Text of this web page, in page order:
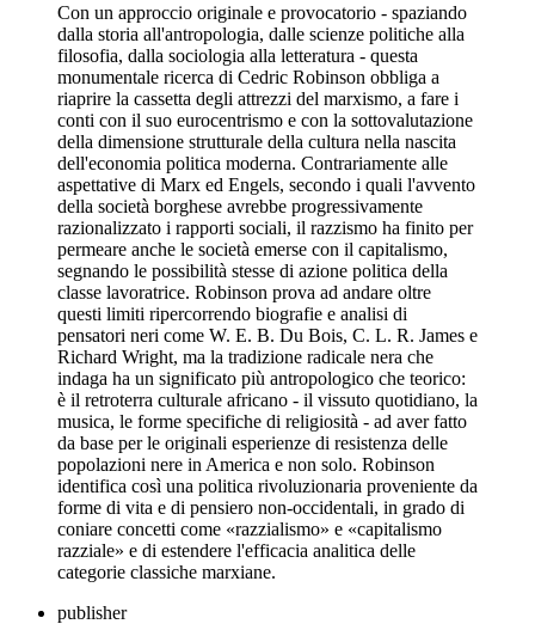
Con un approccio originale e provocatorio - spaziando
dalla storia all'antropologia, dalle scienze politiche alla
filosofia, dalla sociologia alla letteratura - questa
monumentale ricerca di Cedric Robinson obbliga a
riaprire la cassetta degli attrezzi del marxismo, a fare i
conti con il suo eurocentrismo e con la sottovalutazione
della dimensione strutturale della cultura nella nascita
dell'economia politica moderna. Contrariamente alle
aspettative di Marx ed Engels, secondo i quali l'avvento
della società borghese avrebbe progressivamente
razionalizzato i rapporti sociali, il razzismo ha finito per
permeare anche le società emerse con il capitalismo,
segnando le possibilità stesse di azione politica della
classe lavoratrice. Robinson prova ad andare oltre
questi limiti ripercorrendo biografie e analisi di
pensatori neri come W. E. B. Du Bois, C. L. R. James e
Richard Wright, ma la tradizione radicale nera che
indaga ha un significato più antropologico che teorico:
è il retroterra culturale africano - il vissuto quotidiano, la
musica, le forme specifiche di religiosità - ad aver fatto
da base per le originali esperienze di resistenza delle
popolazioni nere in America e non solo. Robinson
identifica così una politica rivoluzionaria proveniente da
forme di vita e di pensiero non-occidentali, in grado di
coniare concetti come «razzialismo» e «capitalismo
razziale» e di estendere l'efficacia analitica delle
categorie classiche marxiane.
publisher